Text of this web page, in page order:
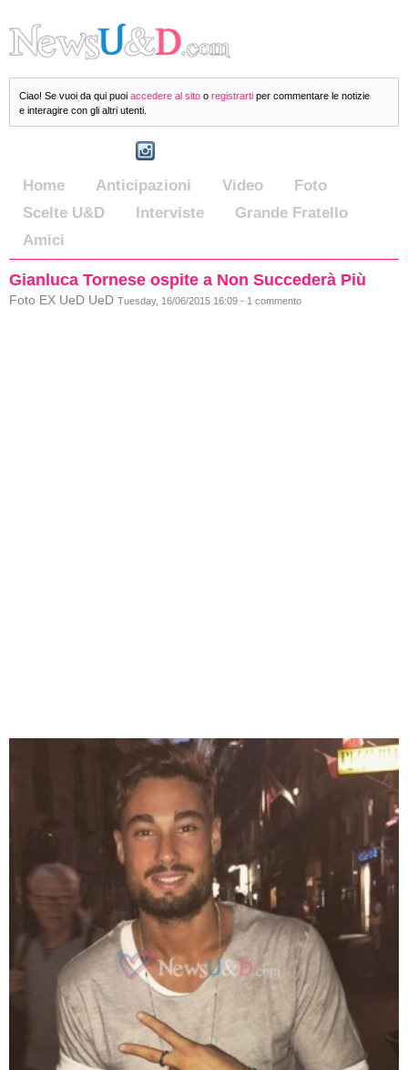
Ciao! Se vuoi da qui puoi accedere al sito o registrarti per commentare le notizie
e interagire con gli altri utenti.
Home Anticipazioni Video
Foto
Scelte U&D
Interviste
Grande Fratello
Amici
Gianluca Tornese ospite a Non Succederà Più
Foto EX UeD UeD Tuesday, 16/06/2015 16:09 - 1 commento